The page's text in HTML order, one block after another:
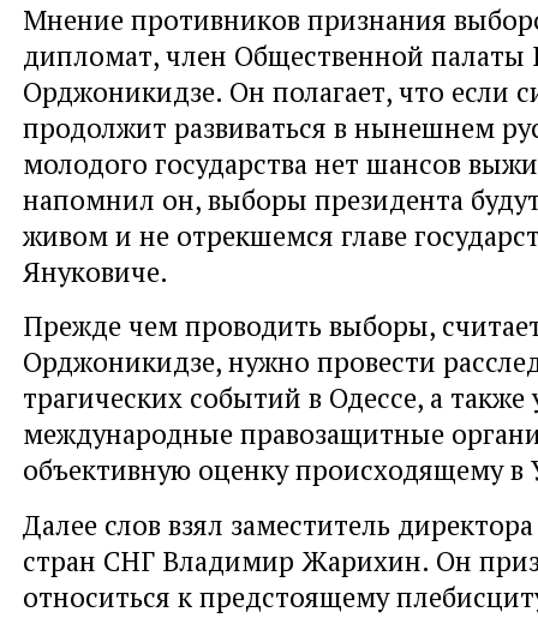
Мнение противников признания
дипломат, член Общественной палаты
Орджоникидзе. Он полагает, что если
продолжит развиваться в нынешнем
молодого государства нет шансов
напомнил он, выборы президента
живом и не отрекшемся главе
Януковиче.
Прежде чем проводить выборы,
Орджоникидзе, нужно провести
трагических событий в Одессе, а также
международные правозащитные
объективную оценку происходящему в
Далее слов взял заместитель
стран СНГ Владимир Жарихин. Он
относиться к предстоящему